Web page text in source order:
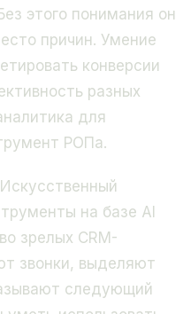
этого понимания он
причин. Умение
конверсии
разных
для
РОПа.
на базе AI
зрелых CRM-
звонки, выделяют
следующий